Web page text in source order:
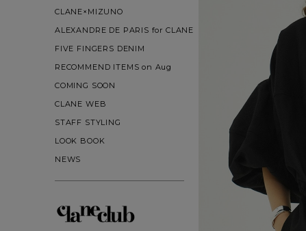
CLANE×MIZUNO
ALEXANDRE DE PARIS for CLANE
FIVE FINGERS DENIM
RECOMMEND ITEMS on Aug
COMING SOON
CLANE WEB
STAFF STYLING
LOOK BOOK
NEWS